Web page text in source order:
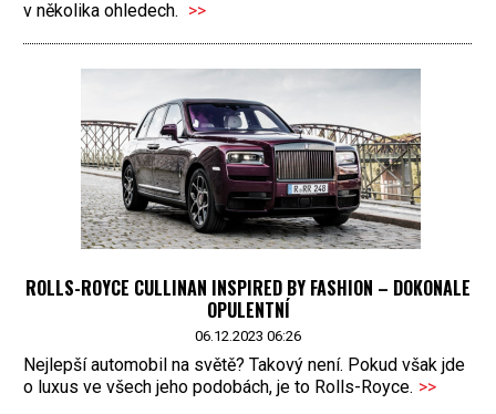
v několika ohledech. >>
ROLLS-ROYCE CULLINAN INSPIRED BY FASHION – DOKONALE
OPULENTNÍ
06.12.2023 06:26
Nejlepší automobil na světě? Takový není. Pokud však jde
o luxus ve všech jeho podobách, je to Rolls-Royce. >>